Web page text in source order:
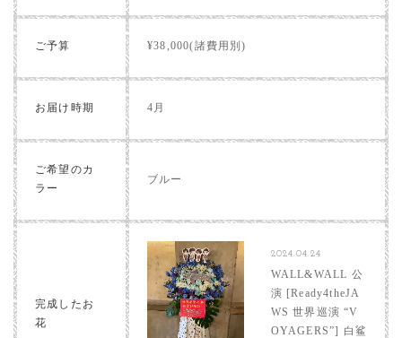
ご予算 ¥38,000(諸費用別)
お届け時期 4月
ご希望のカ
ラー
ブルー
完成したお
花
2024.04.24
WALL&WALL 公
演 [Ready4theJA
WS 世界巡演 “V
OYAGERS”] 白鲨